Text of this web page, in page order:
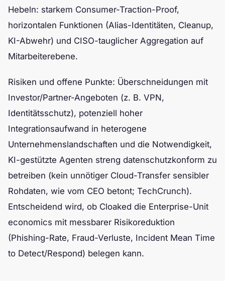
Hebeln: starkem Consumer-Traction-Proof,
horizontalen Funktionen (Alias-Identitäten, Cleanup,
KI-Abwehr) und CISO-tauglicher Aggregation auf
Mitarbeiterebene.
Risiken und offene Punkte: Überschneidungen mit
Investor/Partner-Angeboten (z. B. VPN,
Identitätsschutz), potenziell hoher
Integrationsaufwand in heterogene
Unternehmenslandschaften und die Notwendigkeit,
KI-gestützte Agenten streng datenschutzkonform zu
betreiben (kein unnötiger Cloud-Transfer sensibler
Rohdaten, wie vom CEO betont; TechCrunch).
Entscheidend wird, ob Cloaked die Enterprise-Unit
economics mit messbarer Risikoreduktion
(Phishing-Rate, Fraud-Verluste, Incident Mean Time
to Detect/Respond) belegen kann.